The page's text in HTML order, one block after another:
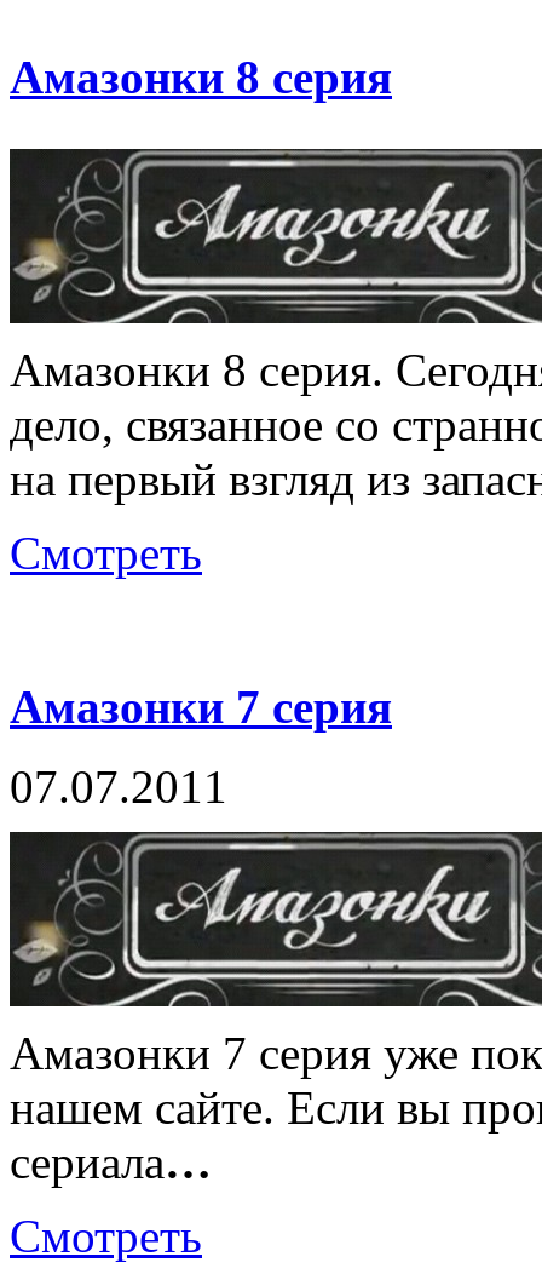
Амазонки 8 серия
Амазонки 8 серия.
дело, связанное со
на первый взгляд из
Смотреть
Амазонки 7 серия
07.07.2011
Амазонки 7 серия уже
нашем сайте. Если вы
сериала…
Смотреть